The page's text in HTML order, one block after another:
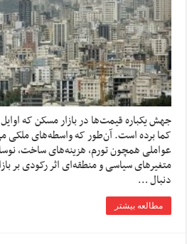
جهش یکباره قیمت‌ها در بازار مسکن که اوایل
کما برده است. آن‌طور که واسطه‌های ملکی
عواملی همچون تورم، هزینه‌های ساخت،
متغیرهای سیاسی و منطقه‌ای اثر رکودی بر
دنبال …
مطالعه بیشتر